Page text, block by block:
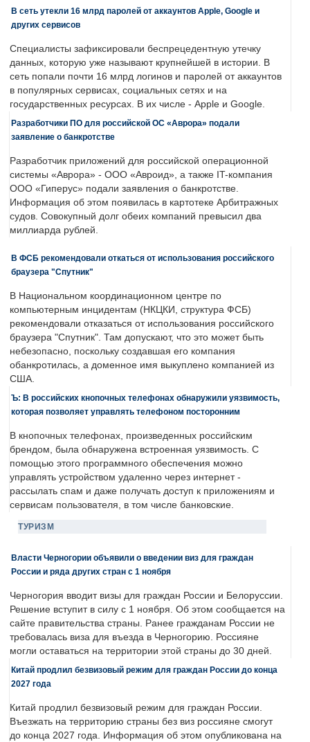
В сеть утекли 16 млрд паролей от аккаунтов Apple, Google и
других сервисов
Специалисты зафиксировали беспрецедентную утечку
данных, которую уже называют крупнейшей в истории. В
сеть попали почти 16 млрд логинов и паролей от аккаунтов
в популярных сервисах, социальных сетях и на
государственных ресурсах. В их числе - Apple и Google.
Разработчики ПО для российской ОС «Аврора» подали
заявление о банкротстве
Разработчик приложений для российской операционной
системы «Аврора» - ООО «Авроид», а также IT-компания
ООО «Гиперус» подали заявления о банкротстве.
Информация об этом появилась в картотеке Арбитражных
судов. Совокупный долг обеих компаний превысил два
миллиарда рублей.
В ФСБ рекомендовали откаться от использования российского
браузера "Спутник"
В Национальном координационном центре по
компьютерным инцидентам (НКЦКИ, структура ФСБ)
рекомендовали отказаться от использования российского
браузера "Спутник". Там допускают, что это может быть
небезопасно, поскольку создавшая его компания
обанкротилась, а доменное имя выкуплено компанией из
США.
Ъ: В российских кнопочных телефонах обнаружили уязвимость,
которая позволяет управлять телефоном посторонним
В кнопочных телефонах, произведенных российским
брендом, была обнаружена встроенная уязвимость. С
помощью этого программного обеспечения можно
управлять устройством удаленно через интернет -
рассылать спам и даже получать доступ к приложениям и
сервисам пользователя, в том числе банковские.
ТУРИЗМ
Власти Черногории объявили о введении виз для граждан
России и ряда других стран с 1 ноября
Черногория вводит визы для граждан России и Белоруссии.
Решение вступит в силу с 1 ноября. Об этом сообщается на
сайте правительства страны. Ранее гражданам России не
требовалась виза для въезда в Черногорию. Россияне
могли оставаться на территории этой страны до 30 дней.
Китай продлил безвизовый режим для граждан России до конца
2027 года
Китай продлил безвизовый режим для граждан России.
Въезжать на территорию страны без виз россияне смогут
до конца 2027 года. Информация об этом опубликована на